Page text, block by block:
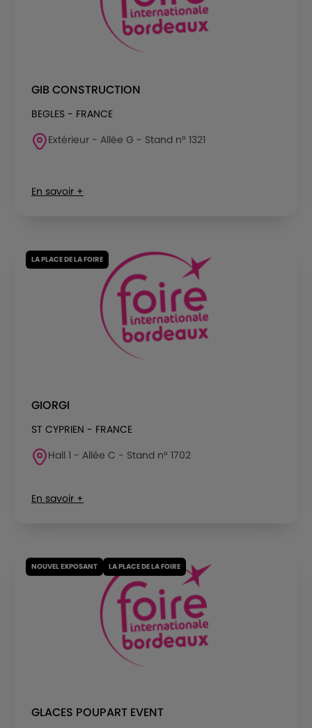
GIB CONSTRUCTION
BEGLES - FRANCE
Extérieur - Allée G - Stand n° 1321
En savoir +
LA PLACE DE LA FOIRE
GIORGI
ST CYPRIEN - FRANCE
Hall 1 - Allée C - Stand n° 1702
En savoir +
NOUVEL EXPOSANT LA PLACE DE LA FOIRE
GLACES POUPART EVENT